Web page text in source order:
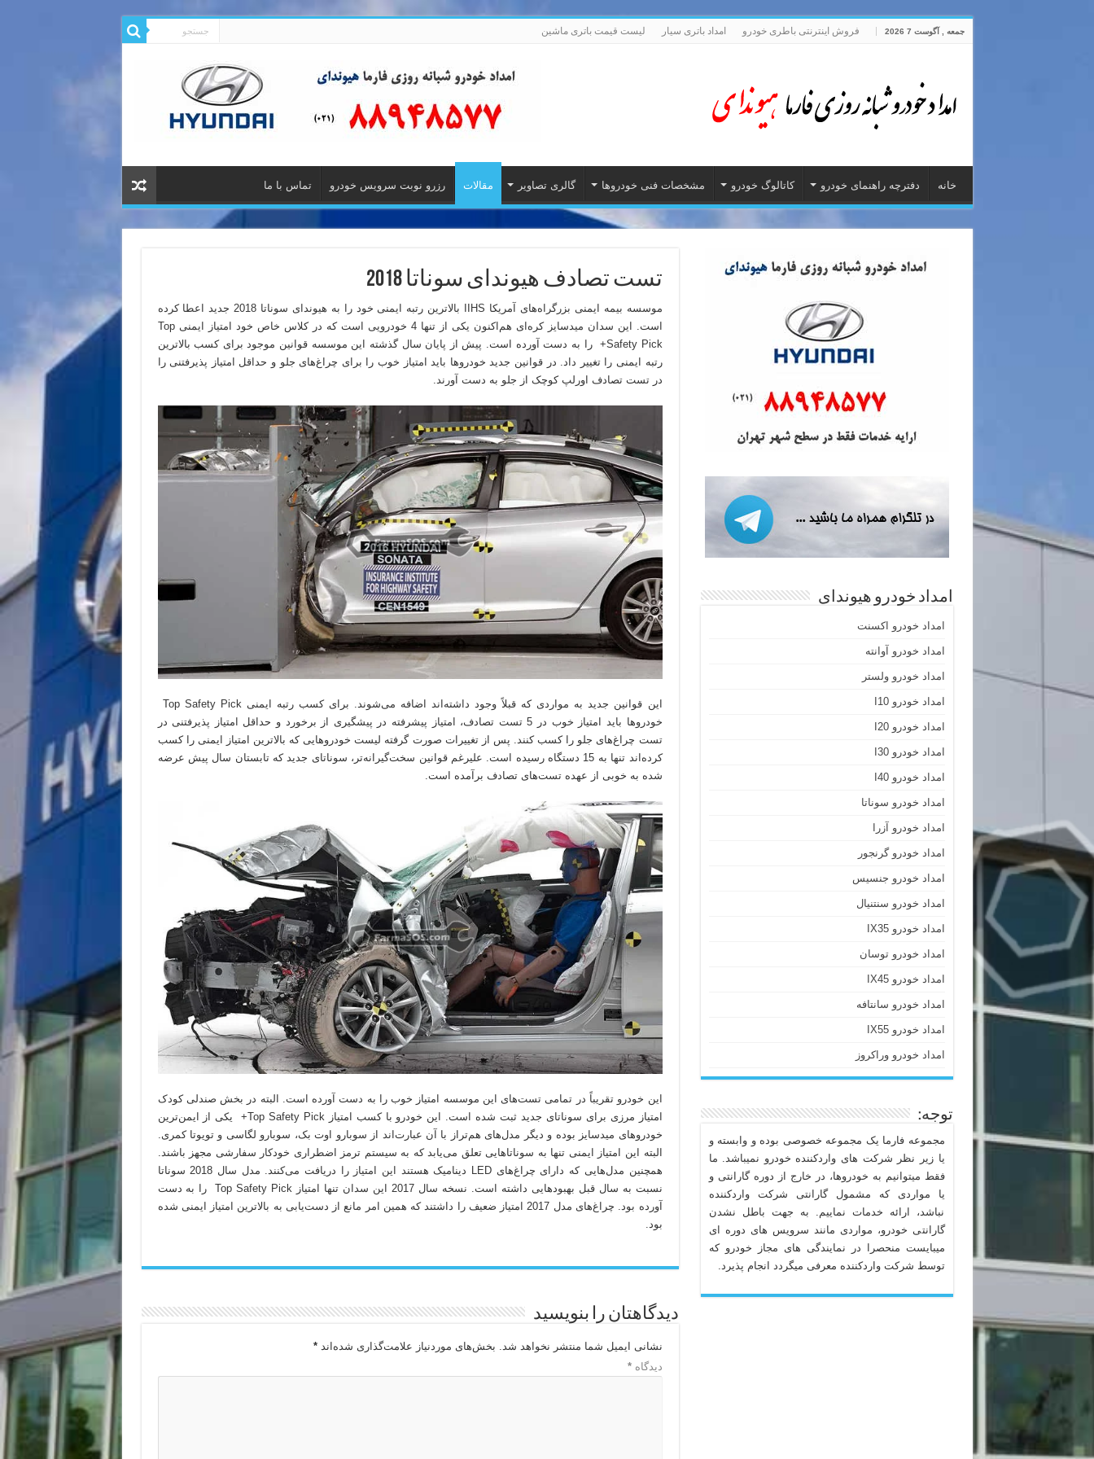
جمعه , آگوست 7 2026 فروش اینترنتی باطری خودرو امداد باتری سیار لیست قیمت باتری ماشین
خانه دفترچه راهنمای خودرو کاتالوگ خودرو مشخصات فنی خودروها گالری تصاویر مقالات رزرو نوبت سرویس خودرو تماس با ما
تست تصادف هیوندای سوناتا 2018
موسسه بیمه ایمنی بزرگراه‌های آمریکا IIHS بالاترین رتبه ایمنی خود را به هیوندای سوناتا 2018 جدید اعطا کرده
است. این سدان میدسایز کره‌ای هم‌اکنون یکی از تنها 4 خودرویی است که در کلاس خاص خود امتیاز ایمنی Top
Safety Pick+ را به دست آورده است. پیش از پایان سال گذشته این موسسه قوانین موجود برای کسب بالاترین
رتبه ایمنی را تغییر داد. در قوانین جدید خودروها باید امتیاز خوب را برای چراغ‌های جلو و حداقل امتیاز پذیرفتنی را
در تست تصادف اورلپ کوچک از جلو به دست آورند.
خودروها باید امتیاز خوب در 5 تست تصادف، امتیاز پیشرفته در پیشگیری از برخورد و حداقل امتیاز پذیرفتنی در
تست چراغ‌های جلو را کسب کنند. پس از تغییرات صورت گرفته لیست خودروهایی که بالاترین امتیاز ایمنی را کسب
کرده‌اند تنها به 15 دستگاه رسیده است. علیرغم قوانین سخت‌گیرانه‌تر، سوناتای جدید که تابستان سال پیش عرضه
شده به خوبی از عهده تست‌های تصادف برآمده است.
این خودرو تقریباً در تمامی تست‌های این موسسه امتیاز خوب را به دست آورده است. البته در بخش صندلی کودک
امتیاز مرزی برای سوناتای جدید ثبت شده است. این خودرو با کسب امتیاز Top Safety Pick+ یکی از ایمن‌ترین
خودروهای میدسایز بوده و دیگر مدل‌های هم‌تراز با آن عبارت‌اند از سوبارو اوت بک، سوبارو لگاسی و تویوتا کمری.
البته این امتیاز ایمنی تنها به سوناتاهایی تعلق می‌یابد که به سیستم ترمز اضطراری خودکار سفارشی مجهز باشند.
همچنین مدل‌هایی که دارای چراغ‌های LED دینامیک هستند این امتیاز را دریافت می‌کنند. مدل سال 2018 سوناتا
نسبت به سال قبل بهبودهایی داشته است. نسخه سال 2017 این سدان تنها امتیاز Top Safety Pick را به دست
آورده بود. چراغ‌های مدل 2017 امتیاز ضعیف را داشتند که همین امر مانع از دست‌یابی به بالاترین امتیاز ایمنی شده
بود.
دیدگاهتان را بنویسید
نشانی ایمیل شما منتشر نخواهد شد. بخش‌های موردنیاز علامت‌گذاری شده‌اند*
دیدگاه*
امداد خودرو هیوندای
امداد خودرو اکسنت
امداد خودرو آوانته
امداد خودرو ولستر
امداد خودرو I10
امداد خودرو I20
امداد خودرو I30
امداد خودرو I40
امداد خودرو سوناتا
امداد خودرو آزرا
امداد خودرو گرنجور
امداد خودرو جنسیس
امداد خودرو سنتنیال
امداد خودرو IX35
امداد خودرو توسان
امداد خودرو IX45
امداد خودرو سانتافه
امداد خودرو IX55
امداد خودرو وراکروز
توجه:
مجموعه فارما یک مجموعه خصوصی بوده و وابسته و
یا زیر نظر شرکت های واردکننده خودرو نمیباشد. ما
فقط میتوانیم به خودروها، در خارج از دوره گارانتی و
یا مواردی که مشمول گارانتی شرکت واردکننده
نباشد، ارائه خدمات نماییم. به جهت باطل نشدن
گارانتی خودرو، مواردی مانند سرویس های دوره ای
میبایست منحصرا در نمایندگی های مجاز خودرو که
توسط شرکت واردکننده معرفی میگردد انجام پذیرد.